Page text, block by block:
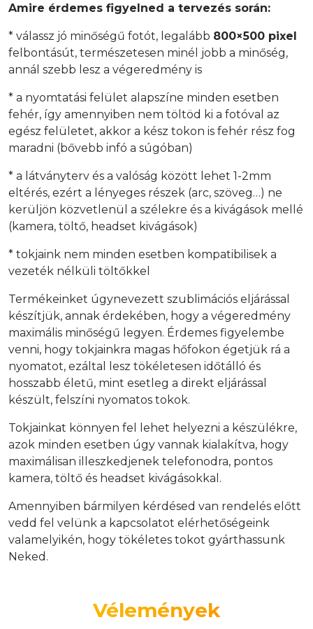
Amire érdemes figyelned a tervezés során:
* válassz jó minőségű fotót, legalább 800×500 pixel
felbontásút, természetesen minél jobb a minőség,
annál szebb lesz a végeredmény is
* a nyomtatási felület alapszíne minden esetben
fehér, így amennyiben nem töltöd ki a fotóval az
egész felületet, akkor a kész tokon is fehér rész fog
maradni (bővebb infó a súgóban)
* a látványterv és a valóság között lehet 1-2mm
eltérés, ezért a lényeges részek (arc, szöveg…) ne
kerüljön közvetlenül a szélekre és a kivágások mellé
(kamera, töltő, headset kivágások)
* tokjaink nem minden esetben kompatibilisek a
vezeték nélküli töltőkkel
Termékeinket úgynevezett szublimációs eljárással
készítjük, annak érdekében, hogy a végeredmény
maximális minőségű legyen. Érdemes figyelembe
venni, hogy tokjainkra magas hőfokon égetjük rá a
nyomatot, ezáltal lesz tökéletesen időtálló és
hosszabb életű, mint esetleg a direkt eljárással
készült, felszíni nyomatos tokok.
Tokjainkat könnyen fel lehet helyezni a készülékre,
azok minden esetben úgy vannak kialakítva, hogy
maximálisan illeszkedjenek telefonodra, pontos
kamera, töltő és headset kivágásokkal.
Amennyiben bármilyen kérdésed van rendelés előtt
vedd fel velünk a kapcsolatot elérhetőségeink
valamelyikén, hogy tökéletes tokot gyárthassunk
Neked.
Vélemények